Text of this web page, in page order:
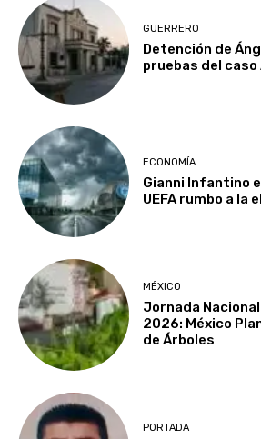
GUERRERO
Detención de
pruebas del
ECONOMÍA
Gianni Infantino
UEFA rumbo a la
MÉXICO
Jornada
2026: México
de Árboles
PORTADA